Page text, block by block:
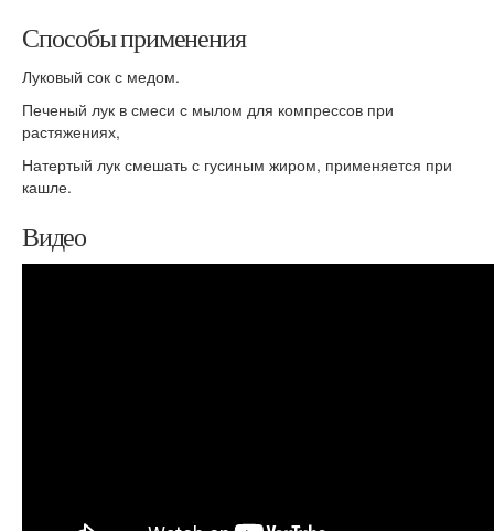
Способы применения
Луковый сок с медом.
Печеный лук в смеси с мылом для компрессов при
растяжениях,
Натертый лук смешать с гусиным жиром, применяется при
кашле.
Видео